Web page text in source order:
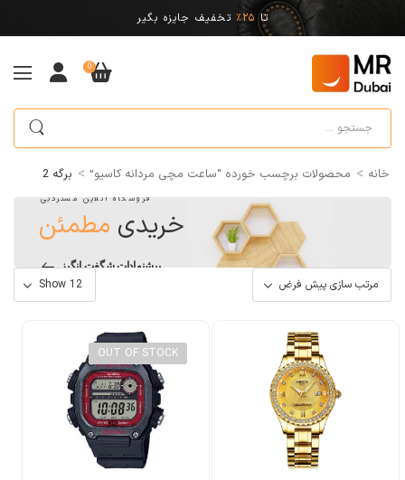
تا 25% تخفیف جایزه بگیر
0
خانه > محصولات برچسب خورده “ساعت مچی مردانه کاسیو” > برگه 2
فروشگاه آنلاین مستردبی
خریدی مطمئن
پیشنهادات شگفت انگیز
OUT OF STOCK